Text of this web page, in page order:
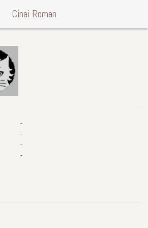
Cinai Roman
-
-
-
-